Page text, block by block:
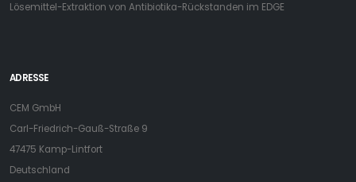
Lösemittel-Extraktion von Antibiotika-Rückstanden im EDGE
ADRESSE
CEM GmbH
Carl-Friedrich-Gauß-Straße 9
47475 Kamp-Lintfort
Deutschland